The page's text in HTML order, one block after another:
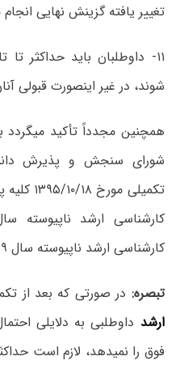
تغییر یافته گزینش نهایی انجام
شوند، در غیر اینصورت قبولی
همچنین مجدداً تأکید
شورای سنجش و پذیرش
تکمیلی
کارشناسی ارشد ناپیوسته سال ۱۳۹۹ را نخواهند داشت.
تبصره: در صورتی که بعد از
ارشد داوطلبی به دلایلی